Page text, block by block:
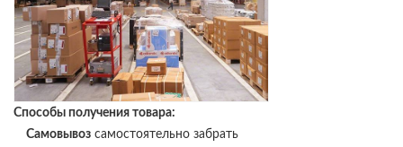
Способы получения товара:
Самовывоз самостоятельно забрать